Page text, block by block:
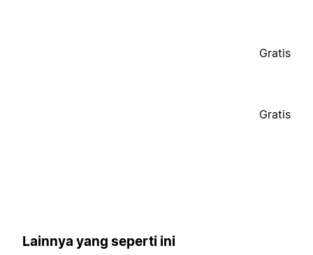
Gratis
Gratis
Lainnya yang seperti ini